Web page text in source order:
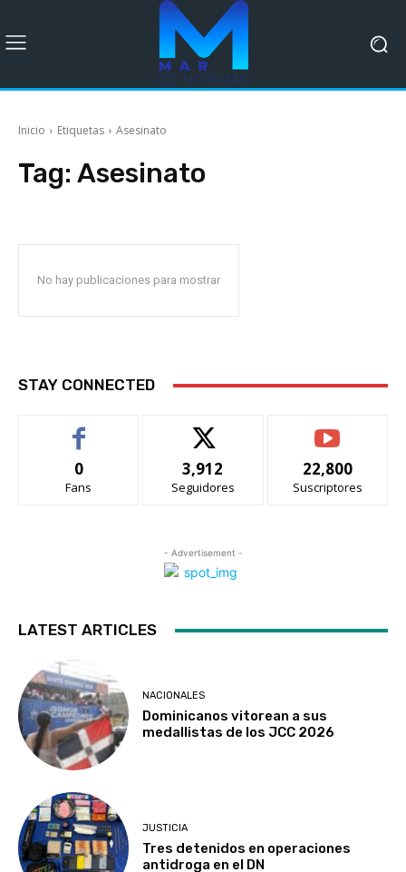
Inicio Etiquetas Asesinato
Tag: Asesinato
No hay publicaciones para mostrar
STAY CONNECTED
0
Fans
3,912
Seguidores
22,800
Suscriptores
- Advertisement -
LATEST ARTICLES
NACIONALES
Dominicanos vitorean a sus
medallistas de los JCC 2026
JUSTICIA
Tres detenidos en operaciones
antidroga en el DN